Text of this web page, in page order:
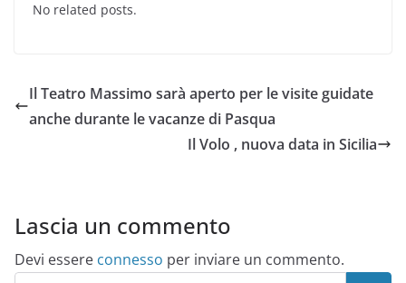
No related posts.
Il Teatro Massimo sarà aperto per le visite guidate
anche durante le vacanze di Pasqua
Il Volo , nuova data in Sicilia
Lascia un commento
Devi essere connesso per inviare un commento.